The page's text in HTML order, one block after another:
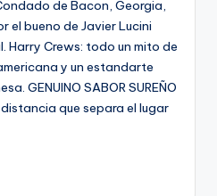
de Bacon, Georgia,
bueno de Javier Lucini
Harry Crews: todo un mito de
y un estandarte
GENUINO SABOR SUREÑO
que separa el lugar